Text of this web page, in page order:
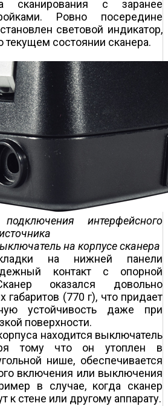
сканирования с заранее
Ровно посередине
световой индикатор,
текущем состоянии сканера.
интерфейсного
на корпусе сканера
на нижней панели
контакт с опорной
оказался довольно
(770 г), что придает
устойчивость даже при
поверхности.
находится выключатель
тому что он утоплен в
нише, обеспечивается
включения или выключения
в случае, когда сканер
к стене или другому аппарату.